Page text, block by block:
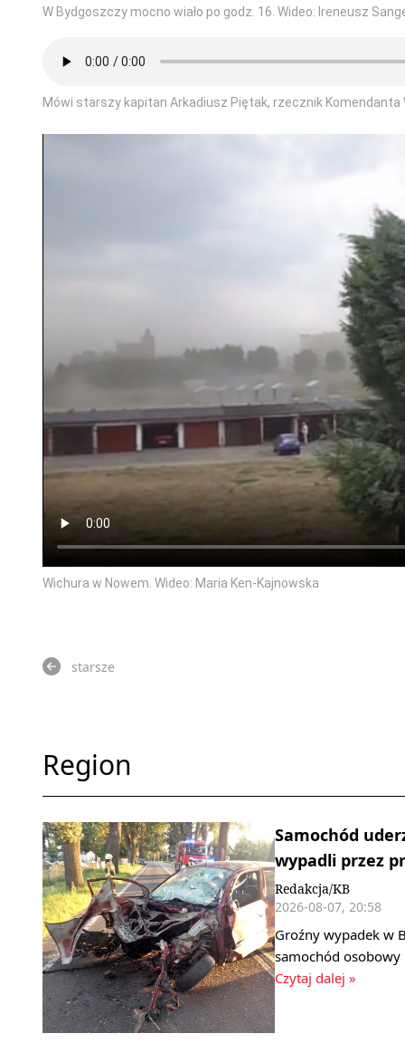
W Bydgoszczy mocno wiało po godz. 16. Wideo: Ireneusz
Mówi starszy kapitan Arkadiusz Piętak, rzecznik
Wichura w Nowem. Wideo: Maria Ken-Kajnowska
starsze
Region
Samochód
wypadli przez
Redakcja/KB
2026-08-07, 20:58
Groźny wypadek w
samochód osobowy
Czytaj dalej »